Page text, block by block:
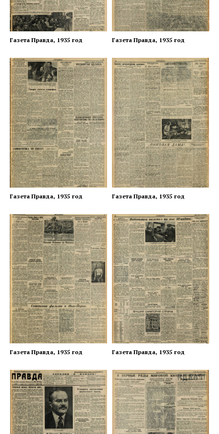
Газета Правда, 1935 год Газета Правда, 1935 год
Газета Правда, 1935 год Газета Правда, 1935 год
Газета Правда, 1935 год Газета Правда, 1935 год